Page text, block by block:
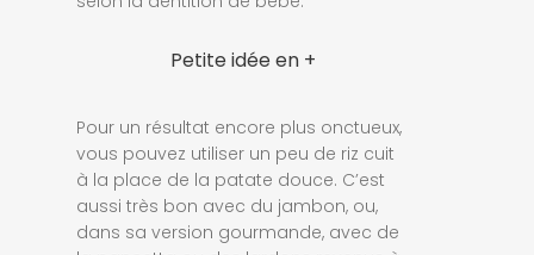
Petite idée en +
Pour un résultat encore plus onctueux,
vous pouvez utiliser un peu de riz cuit
à la place de la patate douce. C’est
aussi très bon avec du jambon, ou,
dans sa version gourmande, avec de